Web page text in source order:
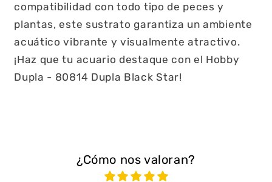
compatibilidad con todo tipo de peces y
plantas, este sustrato garantiza un ambiente
acuático vibrante y visualmente atractivo.
¡Haz que tu acuario destaque con el Hobby
Dupla - 80814 Dupla Black Star!
¿Cómo nos valoran?